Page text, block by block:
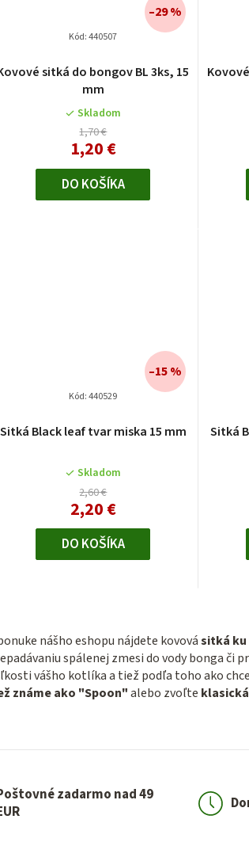
sitká do bongov BL 3ks, 15
mm
Skladom
1,70 €
1,20 €
–29 %
DO KOŠÍKA
Kód:440507
Sitká Black leaf tvar miska 15 mm
Skladom
2,60 €
2,20 €
–15 %
DO KOŠÍKA
Kód:440529
Sitká
nášho eshopu nájdete kovovásitká
spálenej zmesi do vody bonga či
vášho kotlíka a tiež podľa toho ako
známe ako "Spoon"alebo zvoľte
zadarmo nad 49